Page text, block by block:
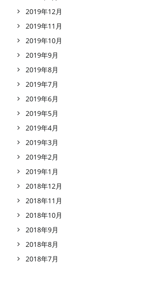
2019年12月
2019年11月
2019年10月
2019年9月
2019年8月
2019年7月
2019年6月
2019年5月
2019年4月
2019年3月
2019年2月
2019年1月
2018年12月
2018年11月
2018年10月
2018年9月
2018年8月
2018年7月